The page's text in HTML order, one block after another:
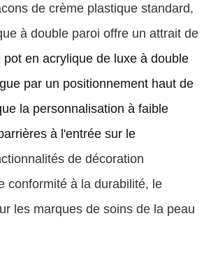
de crème plastique standard,
à double paroi offre un attrait de
pot en acrylique de luxe à double
par un positionnement haut de
la personnalisation à faible
à l'entrée sur le
de décoration
conformité à la durabilité, le
les marques de soins de la peau